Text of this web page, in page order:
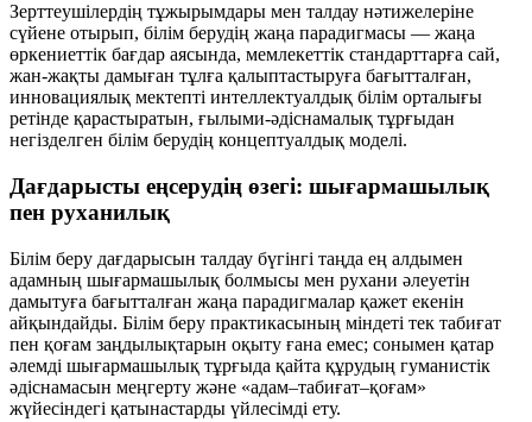
Зерттеушілердің тұжырымдары мен талдау нәтижелеріне
сүйене отырып, білім берудің жаңа парадигмасы — жаңа
өркениеттік бағдар аясында, мемлекеттік стандарттарға сай,
жан-жақты дамыған тұлға қалыптастыруға бағытталған,
инновациялық мектепті интеллектуалдық білім орталығы
ретінде қарастыратын, ғылыми-әдіснамалық тұрғыдан
негізделген білім берудің концептуалдық моделі.
Дағдарысты еңсерудің өзегі: шығармашылық
пен руханилық
Білім беру дағдарысын талдау бүгінгі таңда ең алдымен
адамның шығармашылық болмысы мен рухани әлеуетін
дамытуға бағытталған жаңа парадигмалар қажет екенін
айқындайды. Білім беру практикасының міндеті тек табиғат
пен қоғам заңдылықтарын оқыту ғана емес; сонымен қатар
әлемді шығармашылық тұрғыда қайта құрудың гуманистік
әдіснамасын меңгерту және «адам–табиғат–қоғам»
жүйесіндегі қатынастарды үйлесімді ету.